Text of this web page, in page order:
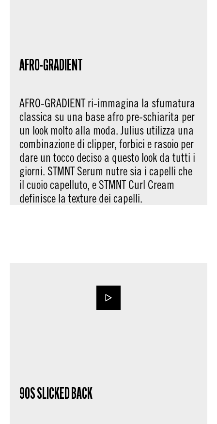
AFRO-GRADIENT
AFRO-GRADIENT ri-immagina la sfumatura
classica su una base afro pre-schiarita per
un look molto alla moda. Julius utilizza una
combinazione di clipper, forbici e rasoio per
dare un tocco deciso a questo look da tutti i
giorni. STMNT Serum nutre sia i capelli che
il cuoio capelluto, e STMNT Curl Cream
definisce la texture dei capelli.
90S SLICKED BACK